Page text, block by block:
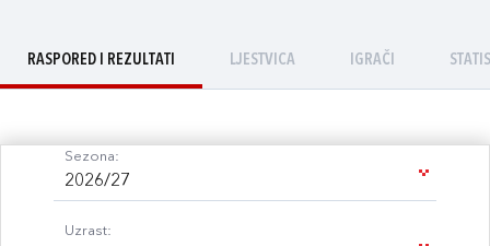
RASPORED I REZULTATI LJESTVICA IGRAČI
Sezona:
2026/27
Uzrast: